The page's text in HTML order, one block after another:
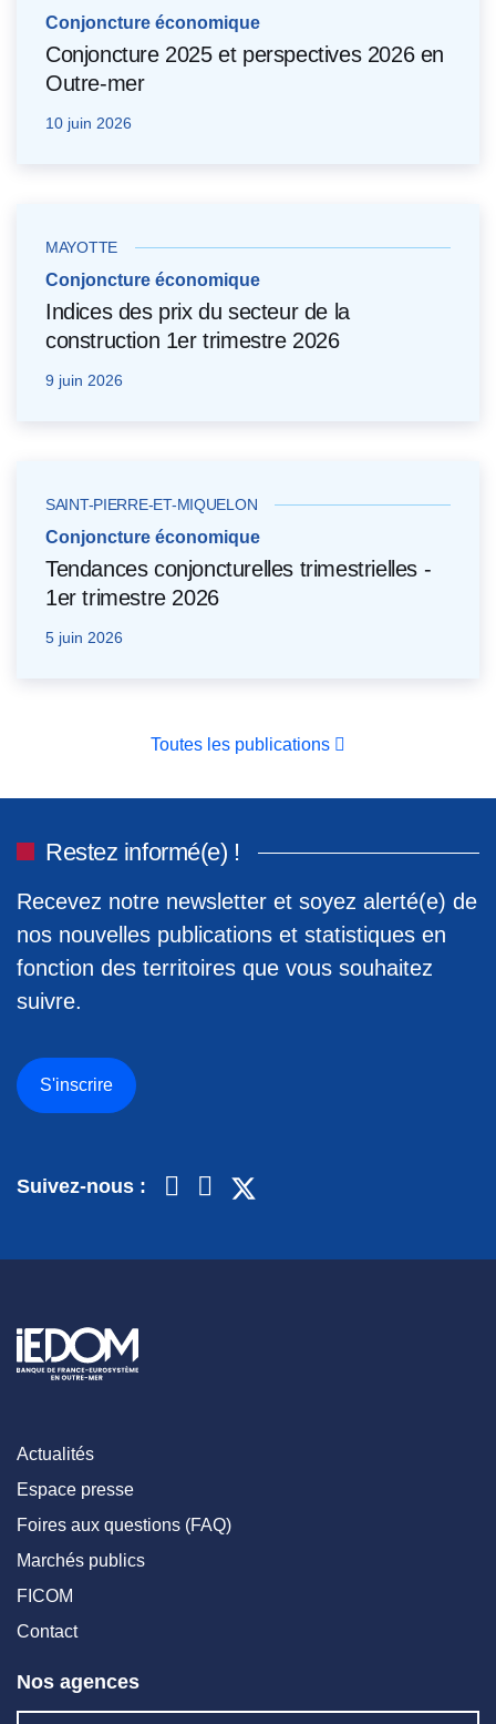
Conjoncture économique
Conjoncture 2025 et perspectives 2026 en
Outre-mer
10 juin 2026
MAYOTTE
Conjoncture économique
Indices des prix du secteur de la
construction 1er trimestre 2026
9 juin 2026
SAINT-PIERRE-ET-MIQUELON
Conjoncture économique
Tendances conjoncturelles trimestrielles -
1er trimestre 2026
5 juin 2026
Toutes les publications
Restez informé(e) !
Recevez notre newsletter et soyez alerté(e) de
nos nouvelles publications et statistiques en
fonction des territoires que vous souhaitez
suivre.
S'inscrire
Suivez-nous :
Actualités
Espace presse
Foires aux questions (FAQ)
Marchés publics
FICOM
Contact
Nos agences